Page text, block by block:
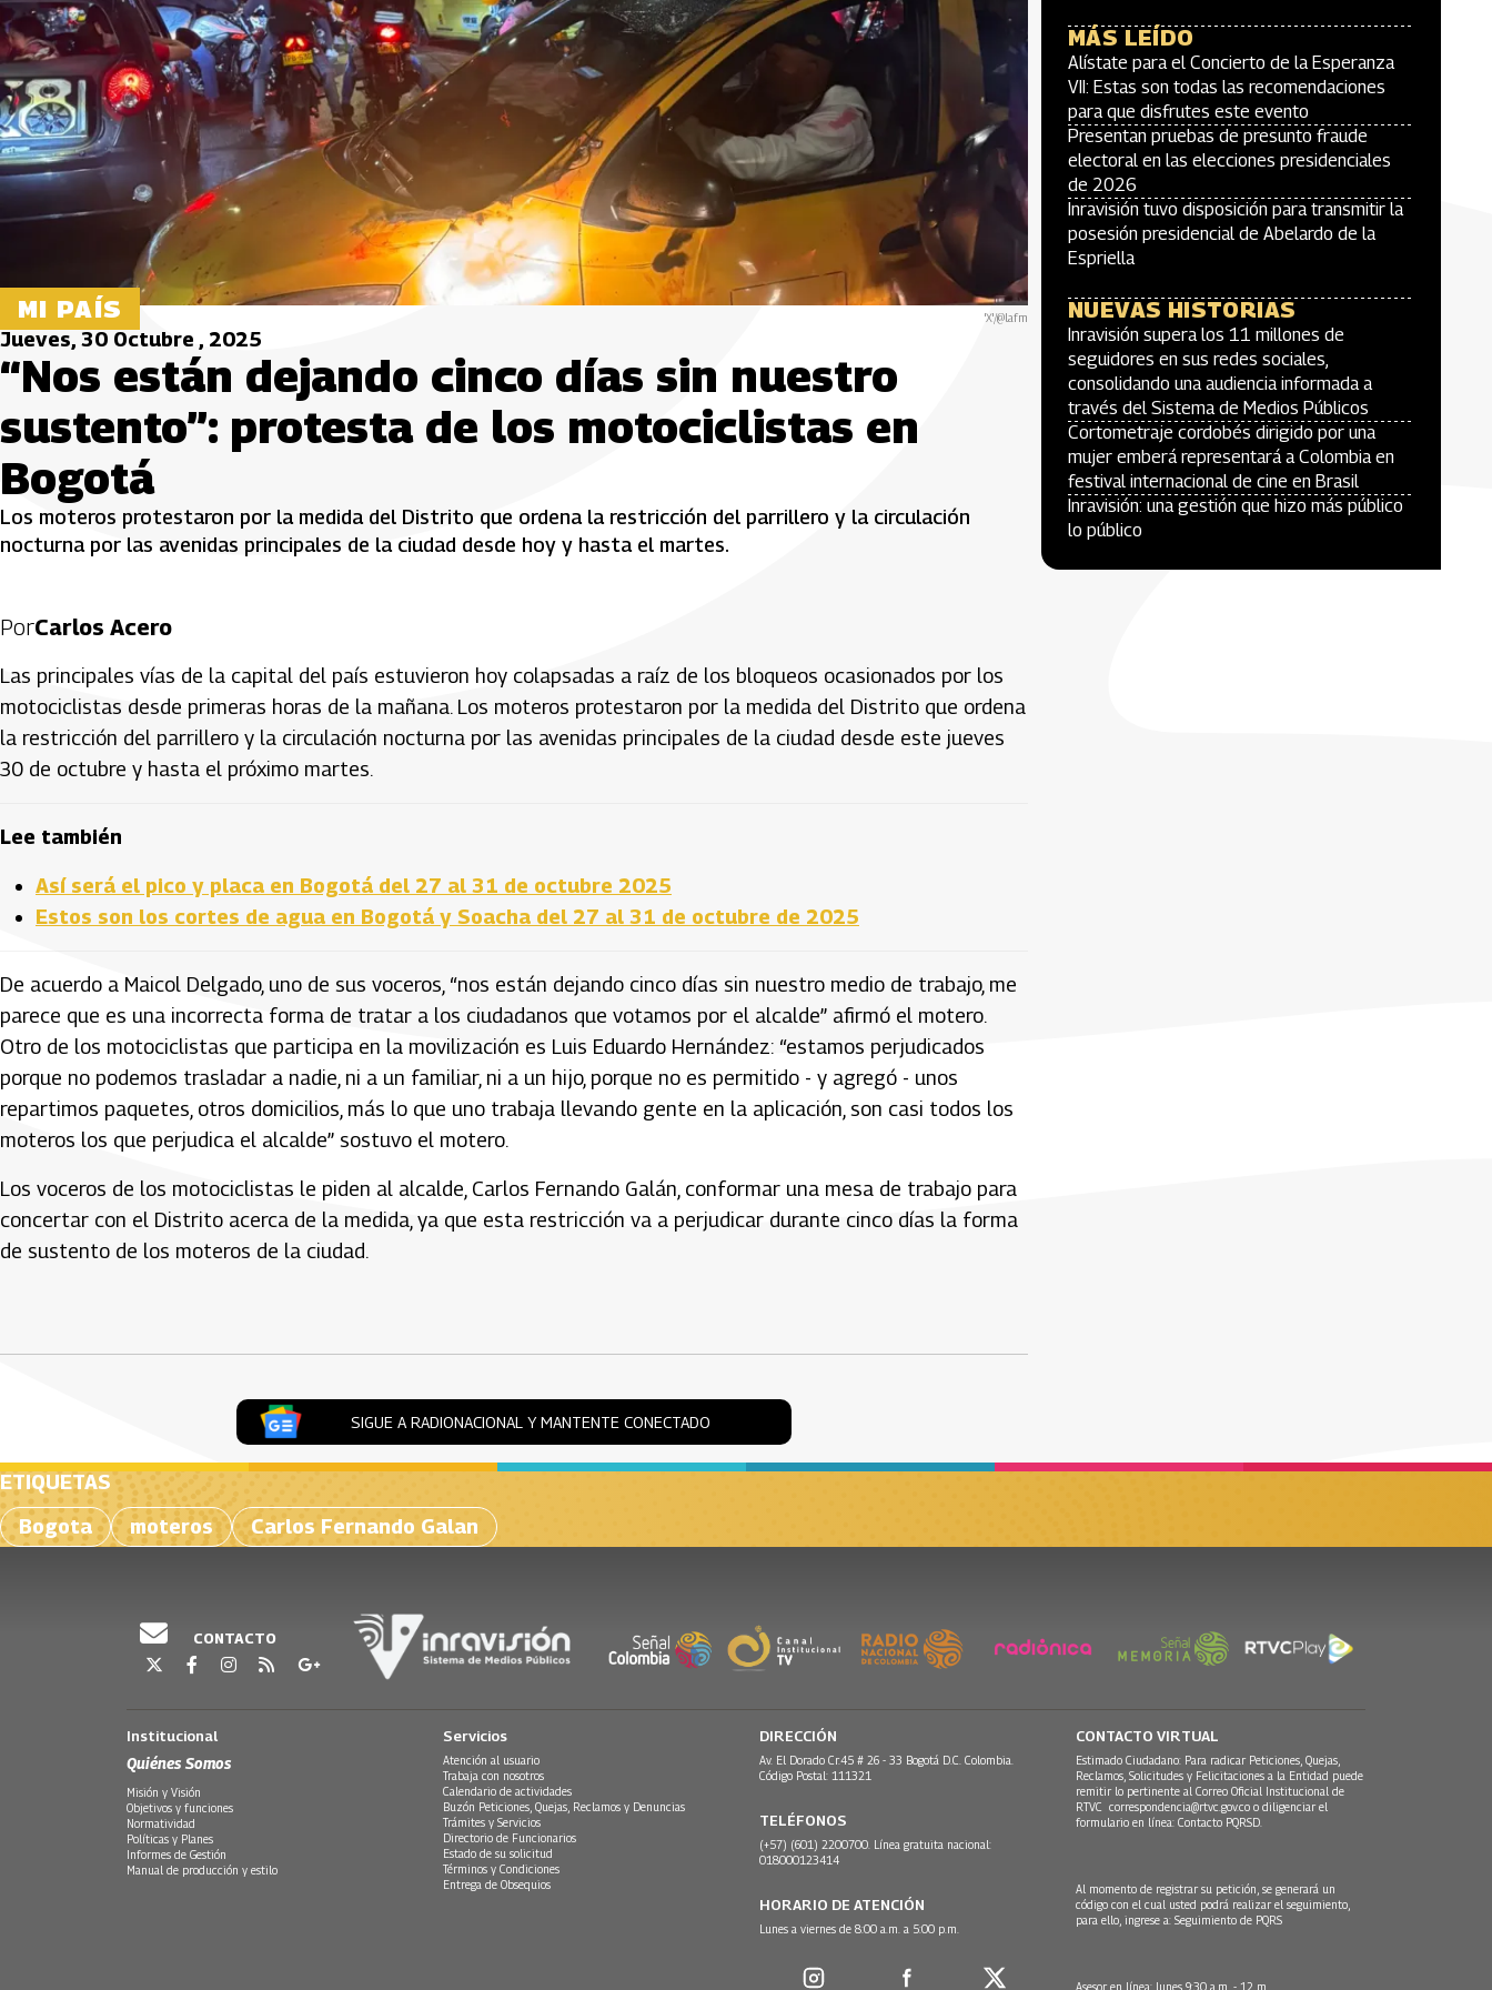
MI PAÍS 'X'/@lafm
Jueves, 30 Octubre , 2025
“Nos están dejando cinco días sin nuestro
sustento”: protesta de los motociclistas en
Bogotá
Los moteros protestaron por la medida del Distrito que ordena la restricción del parrillero y la circulación
nocturna por las avenidas principales de la ciudad desde hoy y hasta el martes.
PorCarlos Acero
Las principales vías de la capital del país estuvieron hoy colapsadas a raíz de los bloqueos ocasionados por los
motociclistas desde primeras horas de la mañana. Los moteros protestaron por la medida del Distrito que ordena
la restricción del parrillero y la circulación nocturna por las avenidas principales de la ciudad desde este jueves
30 de octubre y hasta el próximo martes.
Lee también
Así será el pico y placa en Bogotá del 27 al 31 de octubre 2025
Estos son los cortes de agua en Bogotá y Soacha del 27 al 31 de octubre de 2025
De acuerdo a Maicol Delgado, uno de sus voceros, “nos están dejando cinco días sin nuestro medio de trabajo, me
parece que es una incorrecta forma de tratar a los ciudadanos que votamos por el alcalde” afirmó el motero.
Otro de los motociclistas que participa en la movilización es Luis Eduardo Hernández: “estamos perjudicados
porque no podemos trasladar a nadie, ni a un familiar, ni a un hijo, porque no es permitido - y agregó - unos
repartimos paquetes, otros domicilios, más lo que uno trabaja llevando gente en la aplicación, son casi todos los
moteros los que perjudica el alcalde” sostuvo el motero.
Los voceros de los motociclistas le piden al alcalde, Carlos Fernando Galán, conformar una mesa de trabajo para
concertar con el Distrito acerca de la medida, ya que esta restricción va a perjudicar durante cinco días la forma
de sustento de los moteros de la ciudad.
SIGUE A RADIONACIONAL Y MANTENTE CONECTADO
MÁS LEÍDO
Alístate para el Concierto de la Esperanza
VII: Estas son todas las recomendaciones
para que disfrutes este evento
Presentan pruebas de presunto fraude
electoral en las elecciones presidenciales
de 2026
Inravisión tuvo disposición para transmitir la
posesión presidencial de Abelardo de la
Espriella
NUEVAS HISTORIAS
Inravisión supera los 11 millones de
seguidores en sus redes sociales,
consolidando una audiencia informada a
través del Sistema de Medios Públicos
Cortometraje cordobés dirigido por una
mujer emberá representará a Colombia en
festival internacional de cine en Brasil
Inravisión: una gestión que hizo más público
lo público
ETIQUETAS
Bogota
moteros Carlos Fernando Galan
CONTACTO
Institucional
Quiénes Somos
Misión y Visión
Objetivos y funciones
Normatividad
Políticas y Planes
Informes de Gestión
Manual de producción y estilo
Servicios
Atención al usuario
Trabaja con nosotros
Calendario de actividades
Buzón Peticiones, Quejas, Reclamos y Denuncias
Trámites y Servicios
Directorio de Funcionarios
Estado de su solicitud
Términos y Condiciones
Entrega de Obsequios
DIRECCIÓN
Av. El Dorado Cr.45 # 26 - 33 Bogotá D.C. Colombia.
Código Postal: 111321
TELÉFONOS
(+57) (601) 2200700. Línea gratuita nacional:
018000123414
HORARIO DE ATENCIÓN
Lunes a viernes de 8:00 a.m. a 5:00 p.m.
CONTACTO VIRTUAL
Estimado Ciudadano: Para radicar Peticiones, Quejas,
Reclamos, Solicitudes y Felicitaciones a la Entidad puede
remitir lo pertinente al Correo Oficial Institucional de
RTVC correspondencia@rtvc.gov.co o diligenciar el
formulario en línea: Contacto PQRSD.
Al momento de registrar su petición, se generará un
código con el cual usted podrá realizar el seguimiento,
para ello, ingrese a: Seguimiento de PQRS
Asesor en línea: lunes 9:30 a.m. - 12 m